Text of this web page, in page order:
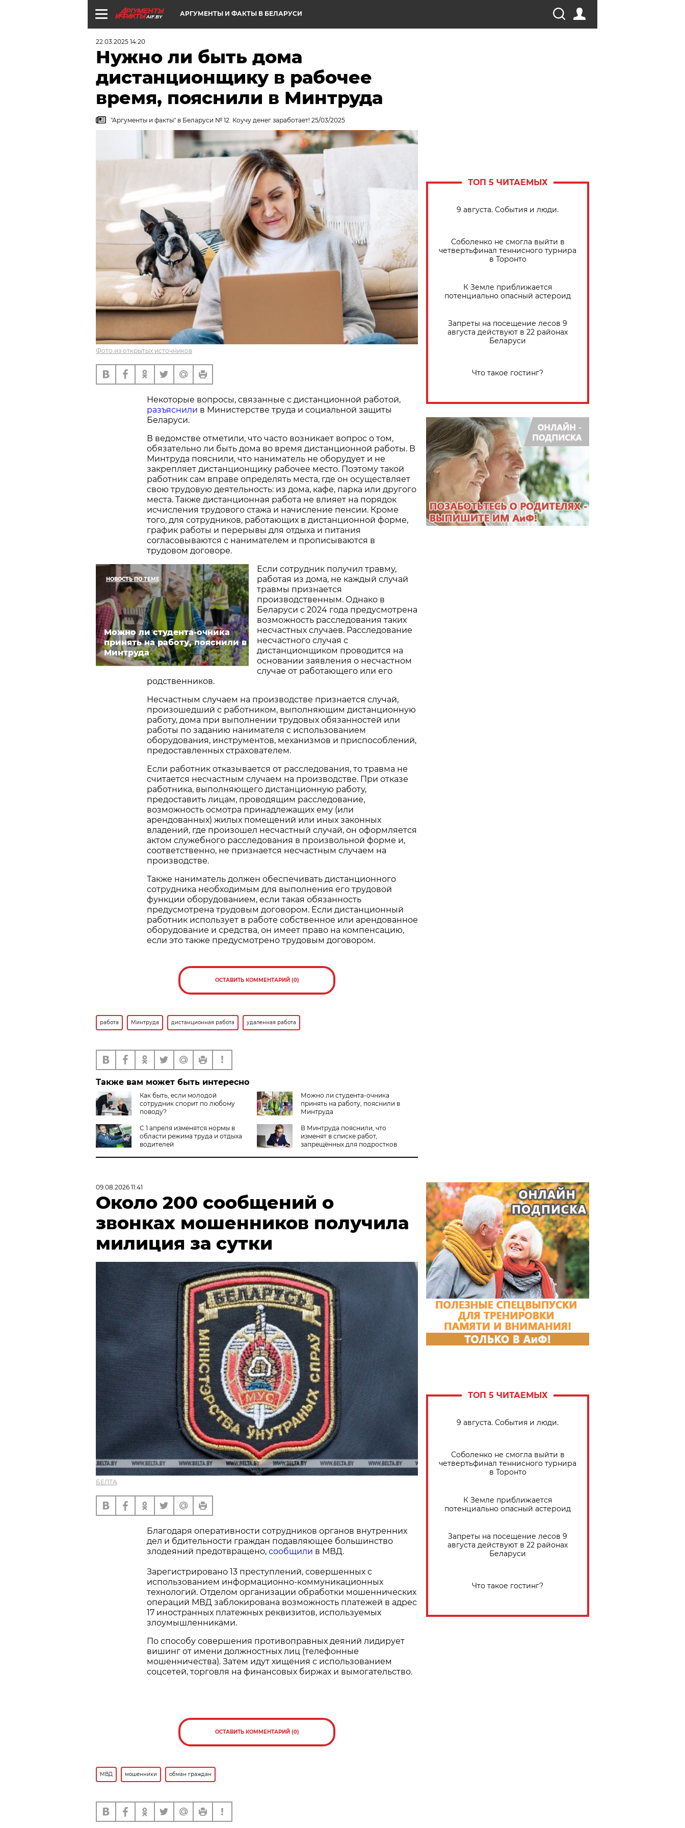
AIF.BY АРГУМЕНТЫ И ФАКТЫ В БЕЛАРУСИ
22.03.2025 14:20
Нужно ли быть дома
дистанционщику в рабочее
время, пояснили в Минтруда
"Аргументы и факты" в Беларуси № 12. Коучу денег заработает! 25/03/2025
Фото из открытых источников
Некоторые вопросы, связанные с дистанционной работой,
разъяснили в Министерстве труда и социальной защиты
Беларуси.
В ведомстве отметили, что часто возникает вопрос о том,
обязательно ли быть дома во время дистанционной работы. В
Минтруда пояснили, что наниматель не оборудует и не
закрепляет дистанционщику рабочее место. Поэтому такой
работник сам вправе определять места, где он осуществляет
свою трудовую деятельность: из дома, кафе, парка или другого
места. Также дистанционная работа не влияет на порядок
исчисления трудового стажа и начисление пенсии. Кроме
того, для сотрудников, работающих в дистанционной форме,
график работы и перерывы для отдыха и питания
согласовываются с нанимателем и прописываются в
трудовом договоре.
НОВОСТЬ ПО ТЕМЕ
Можно ли студента-очника
принять на работу, пояснили в
Минтруда
Если сотрудник получил травму,
работая из дома, не каждый случай
травмы признается
производственным. Однако в
Беларуси с 2024 года предусмотрена
возможность расследования таких
несчастных случаев. Расследование
несчастного случая с
дистанционщиком проводится на
основании заявления о несчастном
случае от работающего или его
родственников.
Несчастным случаем на производстве признается случай,
произошедший с работником, выполняющим дистанционную
работу, дома при выполнении трудовых обязанностей или
работы по заданию нанимателя с использованием
оборудования, инструментов, механизмов и приспособлений,
предоставленных страхователем.
Если работник отказывается от расследования, то травма не
считается несчастным случаем на производстве. При отказе
работника, выполняющего дистанционную работу,
предоставить лицам, проводящим расследование,
возможность осмотра принадлежащих ему (или
арендованных) жилых помещений или иных законных
владений, где произошел несчастный случай, он оформляется
актом служебного расследования в произвольной форме и,
соответственно, не признается несчастным случаем на
производстве.
Также наниматель должен обеспечивать дистанционного
сотрудника необходимым для выполнения его трудовой
функции оборудованием, если такая обязанность
предусмотрена трудовым договором. Если дистанционный
работник использует в работе собственное или арендованное
оборудование и средства, он имеет право на компенсацию,
если это также предусмотрено трудовым договором.
ОСТАВИТЬ КОММЕНТАРИЙ (0)
работа Минтруда дистанционная работа удаленная работа
Также вам может быть интересно
Как быть, если молодой
сотрудник спорит по любому
поводу?
Можно ли студента-очника
принять на работу, пояснили в
Минтруда
С 1 апреля изменятся нормы в
области режима труда и отдыха
водителей
В Минтруда пояснили, что
изменят в списке работ,
запрещённых для подростков
ТОП 5 ЧИТАЕМЫХ
9 августа. События и люди.
Соболенко не смогла выйти в
четвертьфинал теннисного турнира
в Торонто
К Земле приближается
потенциально опасный астероид
Запреты на посещение лесов 9
августа действуют в 22 районах
Беларуси
Что такое гостинг?
09.08.2026 11:41
Около 200 сообщений о
звонках мошенников получила
милиция за сутки
БЕЛТА
Благодаря оперативности сотрудников органов внутренних
дел и бдительности граждан подавляющее большинство
злодеяний предотвращено, сообщили в МВД.
Зарегистрировано 13 преступлений, совершенных с
использованием информационно-коммуникационных
технологий. Отделом организации обработки мошеннических
операций МВД заблокирована возможность платежей в адрес
17 иностранных платежных реквизитов, используемых
злоумышленниками.
По способу совершения противоправных деяний лидирует
вишинг от имени должностных лиц (телефонные
мошенничества). Затем идут хищения с использованием
соцсетей, торговля на финансовых биржах и вымогательство.
ОСТАВИТЬ КОММЕНТАРИЙ (0)
МВД мошенники обман граждан
ТОП 5 ЧИТАЕМЫХ
9 августа. События и люди.
Соболенко не смогла выйти в
четвертьфинал теннисного турнира
в Торонто
К Земле приближается
потенциально опасный астероид
Запреты на посещение лесов 9
августа действуют в 22 районах
Беларуси
Что такое гостинг?